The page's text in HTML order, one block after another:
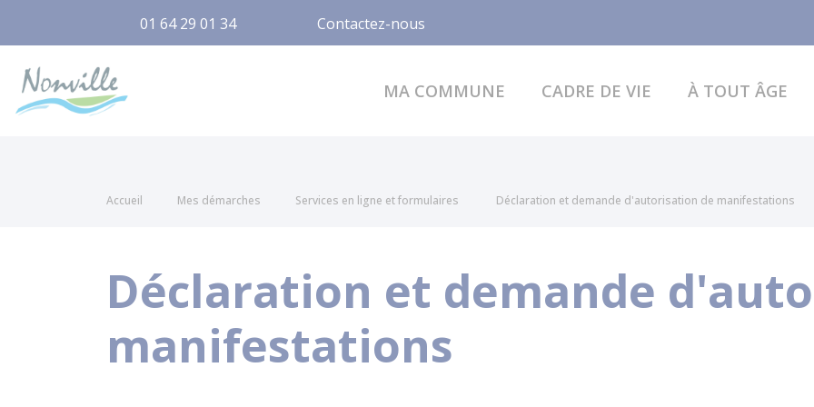
01 64 29 01 34 Contactez-nous
MA COMMUNE CADRE DE VIE À TOUT ÂGE
Accueil Mes démarches Services en ligne et formulaires Déclaration et demande d'autorisation de manifestations
Déclaration et demande
manifestations